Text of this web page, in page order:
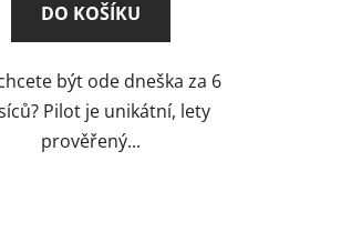
5
DO KOŠÍKU
být ode dneška za 6
Pilot je unikátní, lety
prověřený...